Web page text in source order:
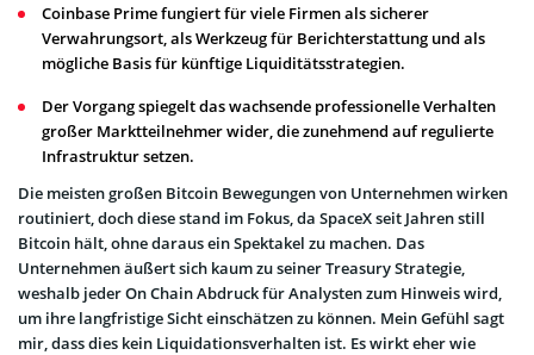
Coinbase Prime fungiert für viele Firmen als sicherer
Verwahrungsort, als Werkzeug für Berichterstattung und als
mögliche Basis für künftige Liquiditätsstrategien.
Der Vorgang spiegelt das wachsende professionelle Verhalten
großer Marktteilnehmer wider, die zunehmend auf regulierte
Infrastruktur setzen.
Die meisten großen Bitcoin Bewegungen von Unternehmen wirken
routiniert, doch diese stand im Fokus, da SpaceX seit Jahren still
Bitcoin hält, ohne daraus ein Spektakel zu machen. Das
Unternehmen äußert sich kaum zu seiner Treasury Strategie,
weshalb jeder On Chain Abdruck für Analysten zum Hinweis wird,
um ihre langfristige Sicht einschätzen zu können. Mein Gefühl sagt
mir, dass dies kein Liquidationsverhalten ist. Es wirkt eher wie